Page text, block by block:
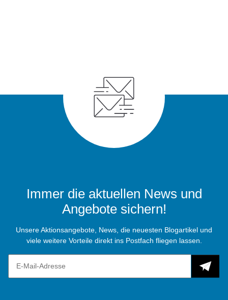
Immer die aktuellen News und
Angebote sichern!
Unsere Aktionsangebote, News, die neuesten Blogartikel und
viele weitere Vorteile direkt ins Postfach fliegen lassen.